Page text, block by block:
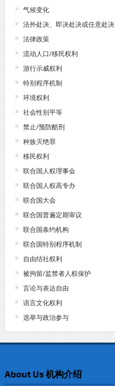
气候变化
法外处决、即决处决或任意处决
法律政策
流动人口/移民权利
游行示威权利
特别程序机制
环境权利
社会性别平等
禁止/预防酷刑
种族灭绝罪
移民权利
联合国人权理事会
联合国人权高专办
联合国大会
联合国普遍定期审议
联合国条约机构
联合国特别程序机制
自由结社权利
被拘留/监禁者人权保护
言论与表达自由
语言文化权利
选举与政治参与
About Us 机构介绍